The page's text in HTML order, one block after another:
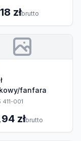
złbrutto
fanfara
001
złbrutto